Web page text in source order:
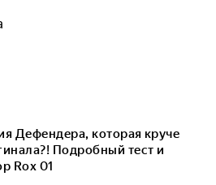
Дефендера, которая круче
Подробный тест и
Rox 01